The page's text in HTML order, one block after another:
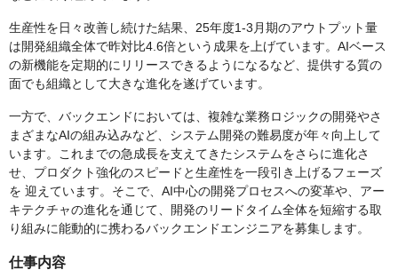
生産性を日々改善し続けた結果、25年度1-3月期のアウトプット量
は開発組織全体で昨対比4.6倍という成果を上げています。AIベース
の新機能を定期的にリリースできるようになるなど、提供する質の
面でも組織として大きな進化を遂げています。
一方で、バックエンドにおいては、複雑な業務ロジックの開発やさ
まざまなAIの組み込みなど、システム開発の難易度が年々向上して
います。これまでの急成長を支えてきたシステムをさらに進化さ
せ、プロダクト強化のスピードと生産性を一段引き上げるフェーズ
を 迎えています。そこで、AI中心の開発プロセスへの変革や、アー
キテクチャの進化を通じて、開発のリードタイム全体を短縮する取
り組みに能動的に携わるバックエンドエンジニアを募集します。
仕事内容